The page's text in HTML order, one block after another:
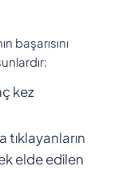
başarısını
kez
tıklayanların
elde edilen